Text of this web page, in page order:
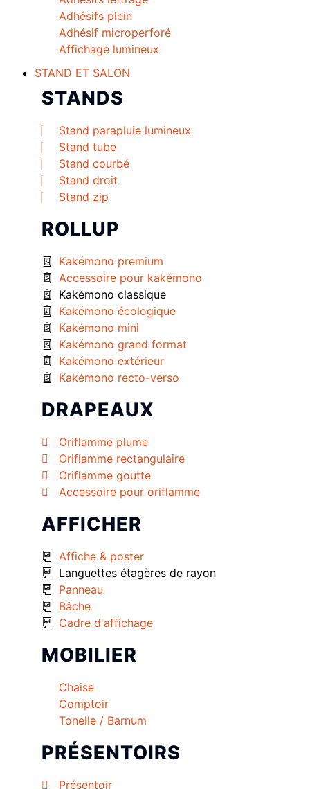
Adhésifs plein
Adhésif microperforé
Affichage lumineux
STAND ET SALON
STANDS
Stand parapluie lumineux
Stand tube
Stand courbé
Stand droit
Stand zip
ROLLUP
Kakémono premium
Accessoire pour kakémono
Kakémono classique
Kakémono écologique
Kakémono mini
Kakémono grand format
Kakémono extérieur
Kakémono recto-verso
DRAPEAUX
Oriflamme plume
Oriflamme rectangulaire
Oriflamme goutte
Accessoire pour oriflamme
AFFICHER
Affiche & poster
Languettes étagères de rayon
Panneau
Bâche
Cadre d'affichage
MOBILIER
Chaise
Comptoir
Tonelle / Barnum
PRÉSENTOIRS
Présentoir